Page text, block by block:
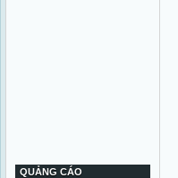
QUẢNG CÁO